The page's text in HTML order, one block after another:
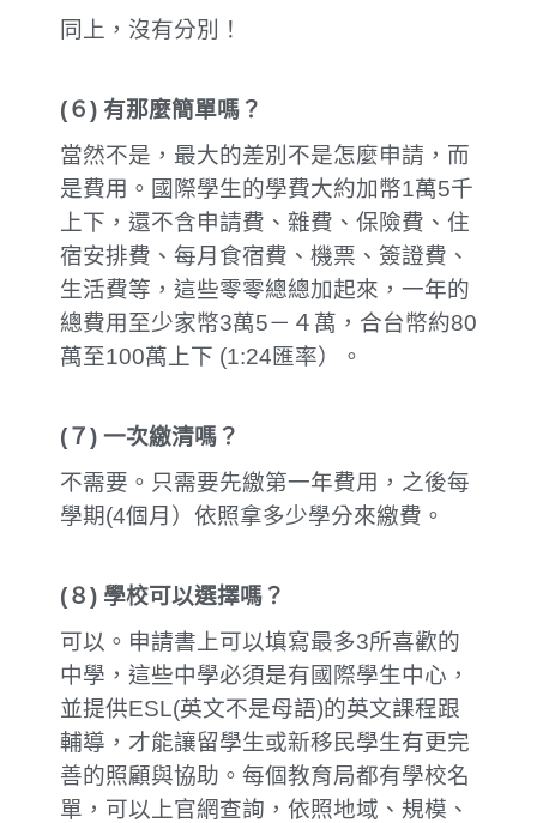
同上，沒有分別！
(６) 有那麼簡單嗎？
當然不是，最大的差別不是怎麼申請，而
是費用。國際學生的學費大約加幣1萬5千
上下，還不含申請費、雜費、保險費、住
宿安排費、每月食宿費、機票、簽證費、
生活費等，這些零零總總加起來，一年的
總費用至少家幣3萬5－４萬，合台幣約80
萬至100萬上下 (1:24匯率）。
(７) 一次繳清嗎？
不需要。只需要先繳第一年費用，之後每
學期(4個月）依照拿多少學分來繳費。
(８) 學校可以選擇嗎？
可以。申請書上可以填寫最多3所喜歡的
中學，這些中學必須是有國際學生中心，
並提供ESL(英文不是母語)的英文課程跟
輔導，才能讓留學生或新移民學生有更完
善的照顧與協助。每個教育局都有學校名
單，可以上官網查詢，依照地域、規模、